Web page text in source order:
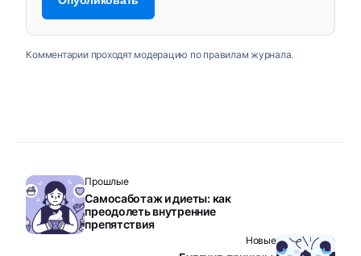
Комментарии проходят модерацию по правилам журнала.
Прошлые
Самосаботаж и диеты: как
преодолеть внутренние
препятствия
Новые